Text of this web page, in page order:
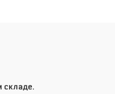
складе.